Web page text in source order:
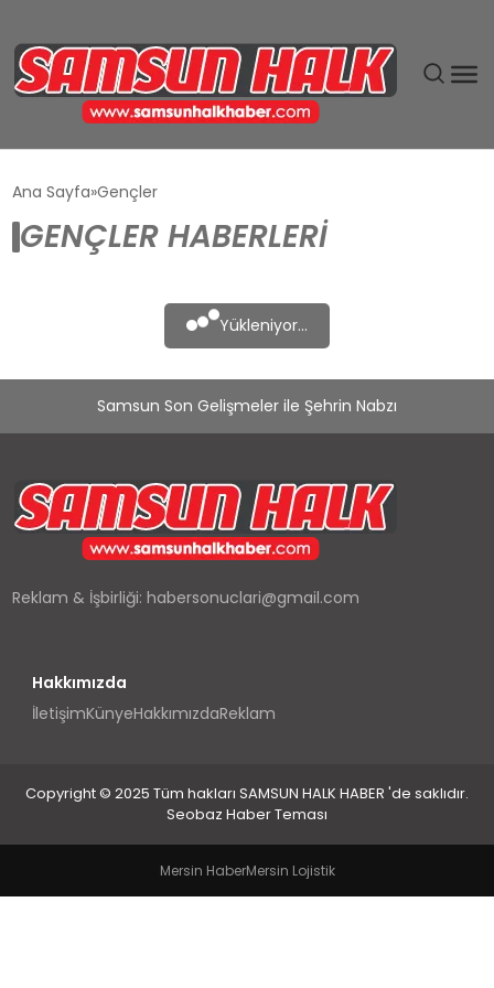
EĞITIM
MAGAZIN
SPOR
TEKNOLOJI
Ana Sayfa Gençler
GENÇLER HABERLERI
Yükleniyor...
Samsun Son Gelişmeler ile Şehrin Nabzı
Reklam & İşbirliği:habersonuclari@gmail.com
Hakkımızda
İletişimKünyeHakkımızdaReklam
Copyright © 2025 Tüm hakları SAMSUN HALK HABER 'de saklıdır.
Seobaz Haber Teması
Mersin HaberMersin Lojistik